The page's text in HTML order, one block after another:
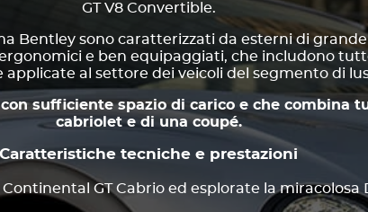
GT V8 Convertible.
Bentley sono caratterizzati da esterni di
e ben equipaggiati, che includono
applicate al settore dei veicoli del segmento di
sufficiente spazio di carico e che combina
cabriolet e di una coupé.
Caratteristiche tecniche e prestazioni
GT Cabrio ed esplorate la miracolosa